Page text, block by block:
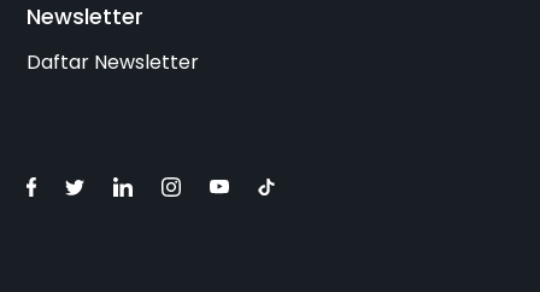
Newsletter
Daftar Newsletter